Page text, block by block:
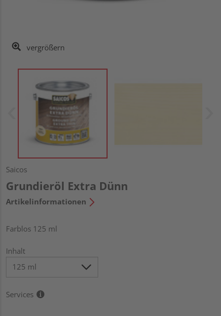
vergrößern
Saicos
Grundieröl Extra Dünn
Artikelinformationen
Farblos 125 ml
Inhalt
Services